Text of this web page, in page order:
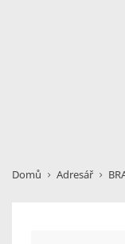
Domů Adresář